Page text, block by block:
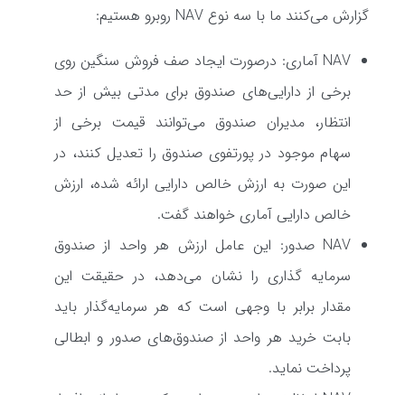
گزارش می‌کنند ما با سه نوع NAV روبرو هستیم:
NAV آماری: درصورت ایجاد صف فروش سنگین روی
برخی از دارایی‌های صندوق برای مدتی بیش از حد
انتظار، مدیران صندوق می‌توانند قیمت برخی از
سهام موجود در پورتفوی صندوق را تعدیل کنند، در
این صورت به ارزش خالص دارایی ارائه شده، ارزش
خالص دارایی آماری خواهند گفت.
NAV صدور: این عامل ارزش هر واحد از صندوق
سرمایه گذاری را نشان می‌دهد، در حقیقت این
مقدار برابر با وجهی است که هر سرمایه‌گذار باید
بابت خرید هر واحد از صندوق‌های صدور و ابطالی
پرداخت نماید.